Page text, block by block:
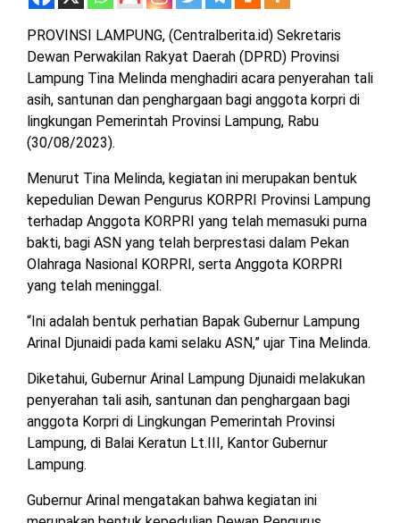
LAMPUNG
TIMUR
LAMPUNG
UTARA
MESUJI
PESISIR
BARAT
TULANG
BAWANG
BAWANG
BARAT
WAYKANAN
DPRD
LAMTENG
DPRD
LAMBAR
LAMTIM
DPRD
LAMPUNG
UTARA
MESUJI
PESISIR
BARAT
DPRD
TULANG
BAWANG
DPRD
PROVINSI LAMPUNG, (Centralberita.id) Sekretaris
Dewan Perwakilan Rakyat Daerah (DPRD) Provinsi
Lampung Tina Melinda menghadiri acara penyerahan tali
asih, santunan dan penghargaan bagi anggota korpri di
lingkungan Pemerintah Provinsi Lampung, Rabu
(30/08/2023).
Menurut Tina Melinda, kegiatan ini merupakan bentuk
kepedulian Dewan Pengurus KORPRI Provinsi Lampung
terhadap Anggota KORPRI yang telah memasuki purna
bakti, bagi ASN yang telah berprestasi dalam Pekan
Olahraga Nasional KORPRI, serta Anggota KORPRI
yang telah meninggal.
“Ini adalah bentuk perhatian Bapak Gubernur Lampung
Arinal Djunaidi pada kami selaku ASN,” ujar Tina Melinda.
Diketahui, Gubernur Arinal Lampung Djunaidi melakukan
penyerahan tali asih, santunan dan penghargaan bagi
anggota Korpri di Lingkungan Pemerintah Provinsi
Lampung, di Balai Keratun Lt.III, Kantor Gubernur
Lampung.
Gubernur Arinal mengatakan bahwa kegiatan ini